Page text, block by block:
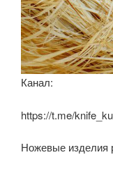
Канал:
https://t.me/
Ножевые изделия